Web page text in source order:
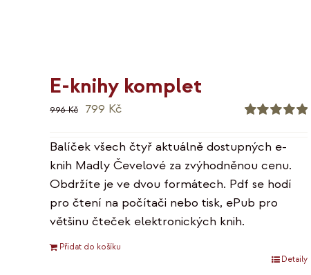
E-knihy komplet
5.00z 5
996Kč
Původní
byla:
996 Kč.
799 Kč
je:
799 Kč.
Balíček všech čtyř aktuálně dostupných e-
knih Madly Čevelové za zvýhodněnou cenu.
Obdržíte je ve dvou formátech. Pdf se hodí
pro čtení na počítači nebo tisk, ePub pro
většinu čteček elektronických knih.
Přidat do košíku
Detaily